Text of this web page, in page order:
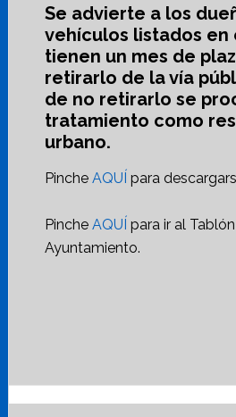
Se advierte a los
vehículos listados en
tienen un mes de
retirarlo de la vía
de no retirarlo se
tratamiento como
urbano.
Pinche AQUÍ para
Pinche AQUÍ para ir al
Ayuntamiento.